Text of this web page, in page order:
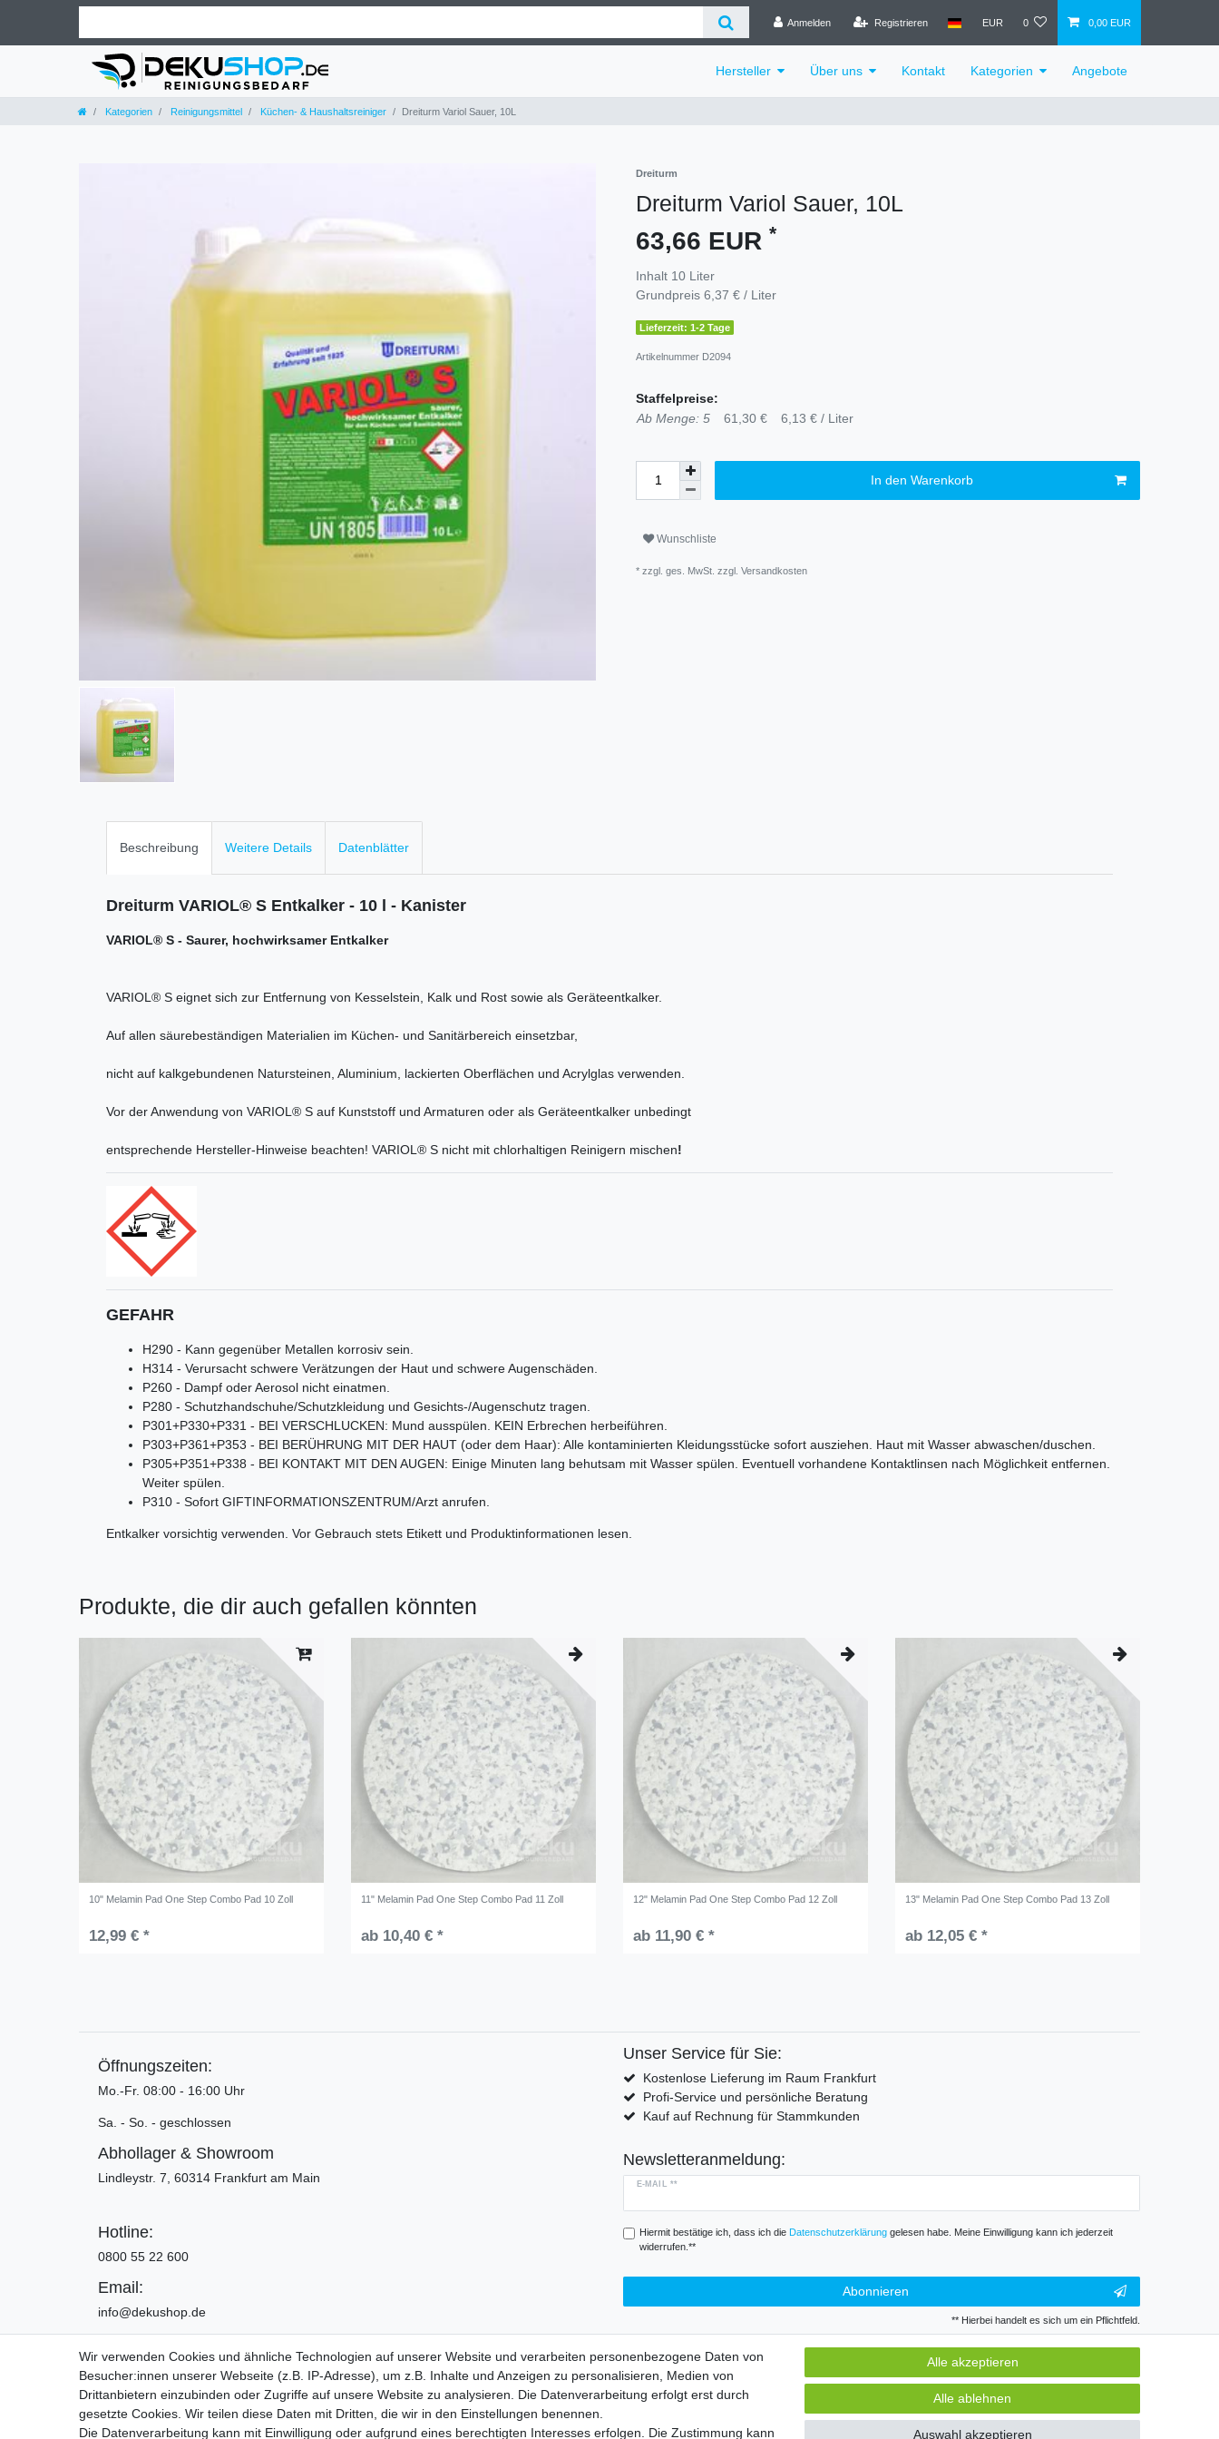
Anmelden Registrieren EUR 0 0,00 EUR
Hersteller Über uns Kontakt Kategorien Angebote
Kategorien Reinigungsmittel Küchen- & Haushaltsreiniger Dreiturm Variol Sauer, 10L
Dreiturm
Dreiturm Variol Sauer, 10L
63,66 EUR *
Inhalt 10 Liter
Grundpreis 6,37 € / Liter
Lieferzeit: 1-2 Tage
Artikelnummer D2094
Staffelpreise:
Ab Menge: 5
61,30 € 6,13 € / Liter
In den Warenkorb
Wunschliste
* zzgl. ges. MwSt. zzgl. Versandkosten
Beschreibung Weitere Details Datenblätter
Dreiturm VARIOL® S Entkalker - 10 l - Kanister
VARIOL® S - Saurer, hochwirksamer Entkalker
VARIOL® S eignet sich zur Entfernung von Kesselstein, Kalk und Rost sowie als Geräteentkalker.
Auf allen säurebeständigen Materialien im Küchen- und Sanitärbereich einsetzbar,
nicht auf kalkgebundenen Natursteinen, Aluminium, lackierten Oberflächen und Acrylglas verwenden.
Vor der Anwendung von VARIOL® S auf Kunststoff und Armaturen oder als Geräteentkalker unbedingt
entsprechende Hersteller-Hinweise beachten! VARIOL® S nicht mit chlorhaltigen Reinigern mischen!
GEFAHR
H290 - Kann gegenüber Metallen korrosiv sein.
H314 - Verursacht schwere Verätzungen der Haut und schwere Augenschäden.
P260 - Dampf oder Aerosol nicht einatmen.
P280 - Schutzhandschuhe/Schutzkleidung und Gesichts-/Augenschutz tragen.
P301+P330+P331 - BEI VERSCHLUCKEN: Mund ausspülen. KEIN Erbrechen herbeiführen.
P303+P361+P353 - BEI BERÜHRUNG MIT DER HAUT (oder dem Haar): Alle kontaminierten Kleidungsstücke sofort ausziehen. Haut mit Wasser abwaschen/duschen.
P305+P351+P338 - BEI KONTAKT MIT DEN AUGEN: Einige Minuten lang behutsam mit Wasser spülen. Eventuell vorhandene Kontaktlinsen nach Möglichkeit entfernen.
Weiter spülen.
P310 - Sofort GIFTINFORMATIONSZENTRUM/Arzt anrufen.
Entkalker vorsichtig verwenden. Vor Gebrauch stets Etikett und Produktinformationen lesen.
Produkte, die dir auch gefallen könnten
10" Melamin Pad One Step Combo Pad 10 Zoll
12,99 € *
11" Melamin Pad One Step Combo Pad 11 Zoll
ab 10,40 € *
12" Melamin Pad One Step Combo Pad 12 Zoll
ab 11,90 € *
13" Melamin Pad One Step Combo Pad 13 Zoll
ab 12,05 € *
Öffnungszeiten:
Mo.-Fr. 08:00 - 16:00 Uhr
Sa. - So. - geschlossen
Abhollager & Showroom
Lindleystr. 7, 60314 Frankfurt am Main
Hotline:
0800 55 22 600
Email:
info@dekushop.de
Unser Service für Sie:
Kostenlose Lieferung im Raum Frankfurt
Profi-Service und persönliche Beratung
Kauf auf Rechnung für Stammkunden
Newsletteranmeldung:
E-MAIL **
Hiermit bestätige ich, dass ich die Daten­schutz­erklärunggelesen habe. Meine Einwilligung kann ich jederzeit
widerrufen.**
Abonnieren
** Hierbei handelt es sich um ein Pflichtfeld.
Widerrufs­recht Widerrufs­formular Impressum Daten­schutz­erklärung AGB Kontakt
Wir verwenden Cookies und ähnliche Technologien auf unserer Website und verarbeiten personenbezogene Daten von
Besucher:innen unserer Webseite (z.B. IP-Adresse), um z.B. Inhalte und Anzeigen zu personalisieren, Medien von
Drittanbietern einzubinden oder Zugriffe auf unsere Website zu analysieren. Die Datenverarbeitung erfolgt erst durch
gesetzte Cookies. Wir teilen diese Daten mit Dritten, die wir in den Einstellungen benennen.
Die Datenverarbeitung kann mit Einwilligung oder aufgrund eines berechtigten Interesses erfolgen. Die Zustimmung kann
Alle akzeptieren
Alle ablehnen
Auswahl akzeptieren